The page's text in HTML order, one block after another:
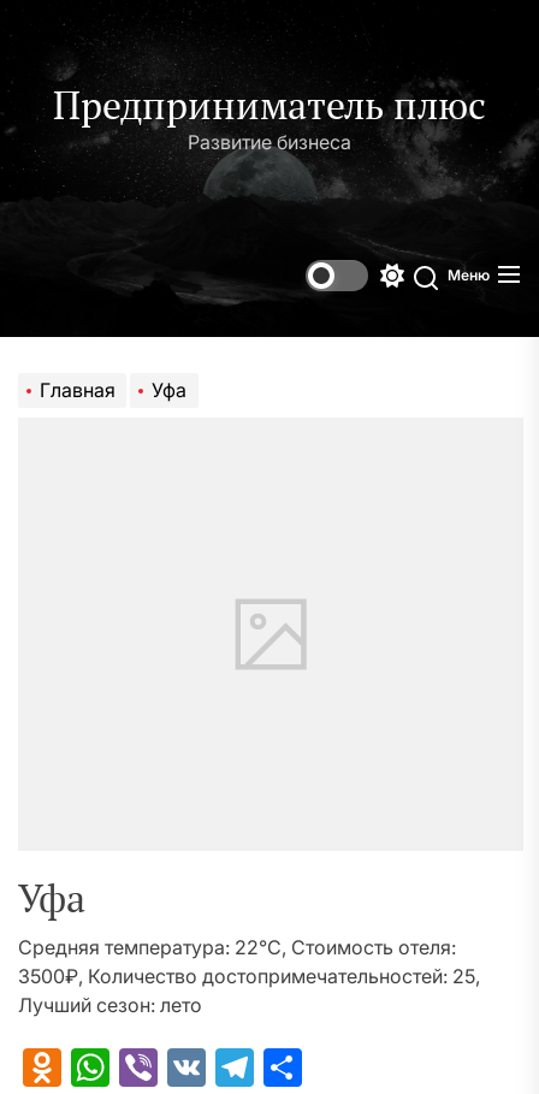
содержимому
Предприниматель плюс
Развитие бизнеса
Поиск
Меню
Главная Уфа
Уфа
Средняя температура: 22°C, Стоимость отеля:
3500₽, Количество достопримечательностей: 25,
Лучший сезон: лето
Odnoklassniki
WhatsApp
Viber
VK Telegram